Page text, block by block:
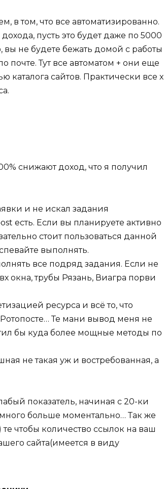
в том, что все автоматизированно.
пусть это будет даже по 5000
вы не будете бежать домой с работы
почте. Тут все автоматом + они еще
сайтов. Практически все х
снижают доход, что я получил
и не искал задания
есть. Если вы планируете активно
стоит пользоваться данной
выполнять.
все подряд задания. Если не
окна, трубы Рязань, Виагра порви
ресурса и всё то, что
Ротопосте… Те мани вывод меня не
бы куда более мощные методы по
не такая уж и востребованная, а
показатель, начиная с 20-ки
много больше моментально… Так же
чтобы количество ссылок на ваш
сайта(имеется в виду